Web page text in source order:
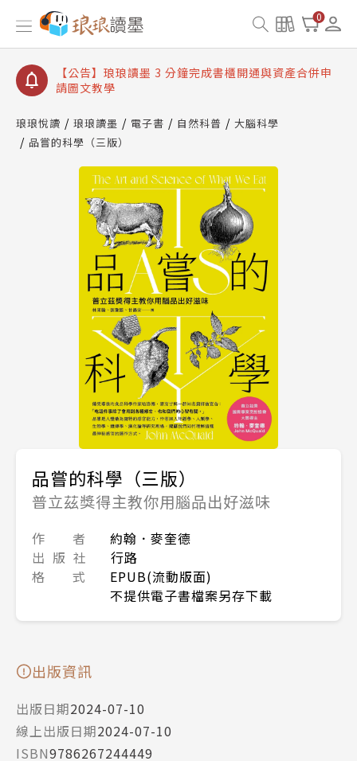
0
【公告】琅琅讀墨數位閱讀資產合併與書櫃開通申請
【公告】琅琅讀墨書櫃開通常見問題
【公告】琅琅讀墨 3 分鐘完成書櫃開通與資產合併申
請圖文教學
查詢
【公告】琅琅讀墨數位閱讀資產合併與書櫃開通申請
琅琅悅讀 琅琅讀墨 電子書 自然科普
大腦科學
品嘗的科學（三版）
品嘗的科學（三版）
普立茲獎得主教你用腦品出好滋味
作 者
約翰．麥奎德
出 版 社
行路
格 式
EPUB(流動版面)
不提供電子書檔案另存下載
出版資訊
出版日期2024-07-10
線上出版日期2024-07-10
ISBN9786267244449